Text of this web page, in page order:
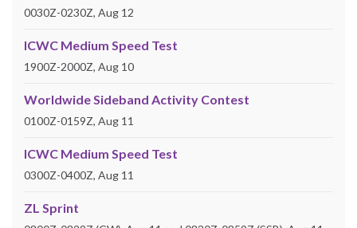
0030Z-0230Z, Aug 12
ICWC Medium Speed Test
1900Z-2000Z, Aug 10
Worldwide Sideband Activity Contest
0100Z-0159Z, Aug 11
ICWC Medium Speed Test
0300Z-0400Z, Aug 11
ZL Sprint